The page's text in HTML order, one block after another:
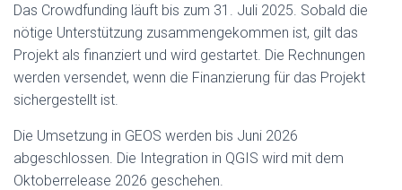
Das Crowdfunding läuft bis zum 31. Juli 2025. Sobald die
nötige Unterstützung zusammengekommen ist, gilt das
Projekt als finanziert und wird gestartet. Die Rechnungen
werden versendet, wenn die Finanzierung für das Projekt
sichergestellt ist.
Die Umsetzung in GEOS werden bis Juni 2026
abgeschlossen. Die Integration in QGIS wird mit dem
Oktoberrelease 2026 geschehen.